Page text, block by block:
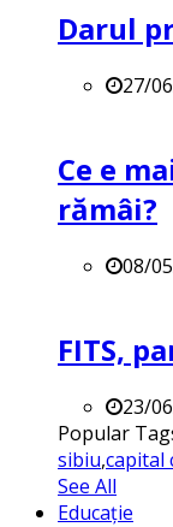
Darul
27/
Ce e
rămâi?
08/
FITS,
23/
Popular
sibiu,capital
See All
Educație